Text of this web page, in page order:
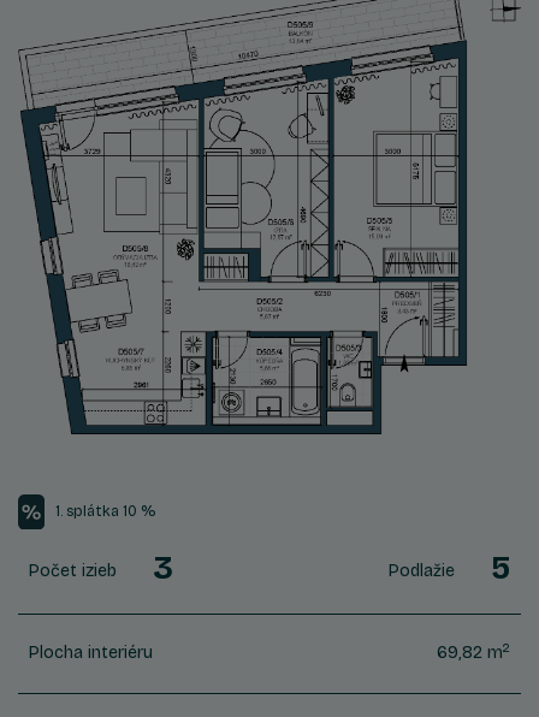
1. splátka 10 %
Počet izieb 3 Podlažie 5
Plocha interiéru 69,82 m2